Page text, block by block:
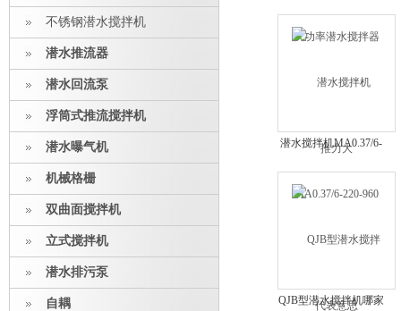
不锈钢潜水搅拌机
潜水推流器
潜水回流泵
浮筒式推流搅拌机
潜水曝气机
机械格栅
双曲面搅拌机
立式搅拌机
潜水排污泵
自耦
潜水搅拌机MA0.37/6-
QJB型潜水搅拌机哪家